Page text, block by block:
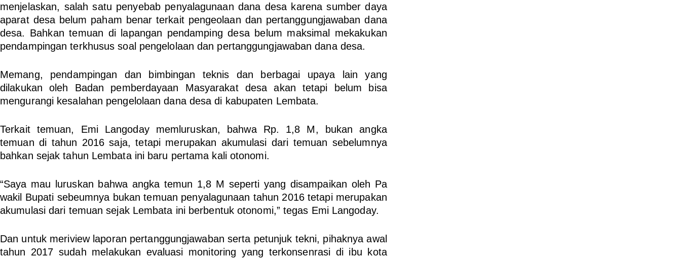
menjelaskan, salah satu penyebab penyalagunaan dana desa karena sumber daya
aparat desa belum paham benar terkait pengeolaan dan pertanggungjawaban dana
desa. Bahkan temuan di lapangan pendamping desa belum maksimal mekakukan
pendampingan terkhusus soal pengelolaan dan pertanggungjawaban dana desa.
Memang, pendampingan dan bimbingan teknis dan berbagai upaya lain yang
dilakukan oleh Badan pemberdayaan Masyarakat desa akan tetapi belum bisa
mengurangi kesalahan pengelolaan dana desa di kabupaten Lembata.
Terkait temuan, Emi Langoday memluruskan, bahwa Rp. 1,8 M, bukan angka
temuan di tahun 2016 saja, tetapi merupakan akumulasi dari temuan sebelumnya
bahkan sejak tahun Lembata ini baru pertama kali otonomi.
“Saya mau luruskan bahwa angka temun 1,8 M seperti yang disampaikan oleh Pa
wakil Bupati sebeumnya bukan temuan penyalagunaan tahun 2016 tetapi merupakan
akumulasi dari temuan sejak Lembata ini berbentuk otonomi,” tegas Emi Langoday.
Dan untuk meriview laporan pertanggungjawaban serta petunjuk tekni, pihaknya awal
tahun 2017 sudah melakukan evaluasi monitoring yang terkonsenrasi di ibu kota